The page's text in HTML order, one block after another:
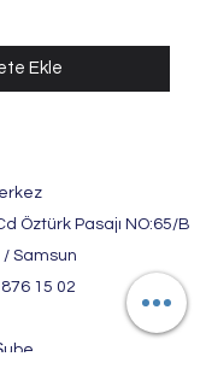
Ekle
Öztürk Pasajı NO:65/B
/ Samsun
15 02